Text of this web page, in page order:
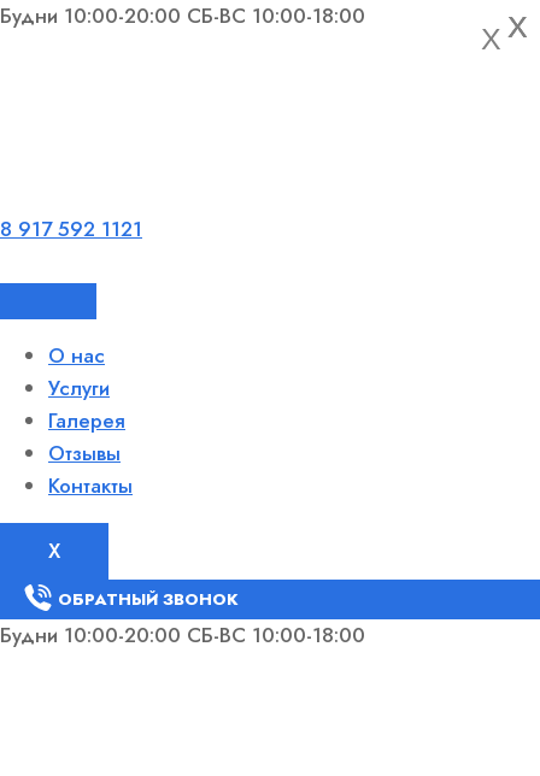
Будни 10:00-20:00 СБ-ВС 10:00-18:00
8 917 592 1121
О нас
Услуги
Галерея
Отзывы
Контакты
X
ОБРАТНЫЙ ЗВОНОК
Будни 10:00-20:00 СБ-ВС 10:00-18:00
X
X X
X